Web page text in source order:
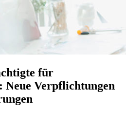
für
Verpflichtungen